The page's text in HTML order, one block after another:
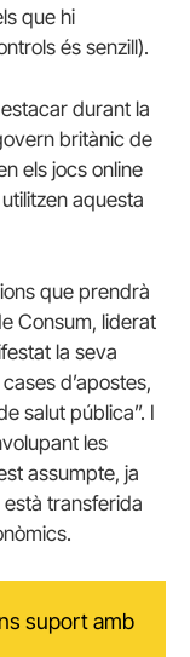
que hi
és senzill).
durant la
britànic de
els jocs online
aquesta
que prendrà
Consum, liderat
la seva
d’apostes,
salut pública”. I
les
assumpte, ja
està transferida
suport amb